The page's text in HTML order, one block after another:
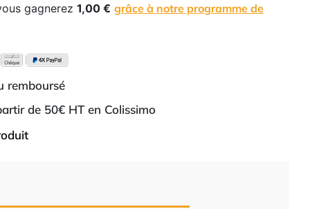
gagnerez 1,00 € grâce à notre programme de
remboursé
de 50€ HT en Colissimo